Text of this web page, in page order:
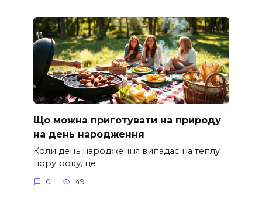
Що можна приготувати на природу
на день народження
Коли день народження випадає на теплу
пору року, це
0 49